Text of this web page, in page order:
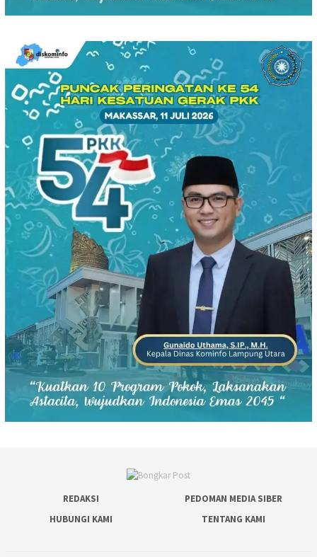
REDAKSI
PEDOMAN MEDIA SIBER
HUBUNGI KAMI
TENTANG KAMI